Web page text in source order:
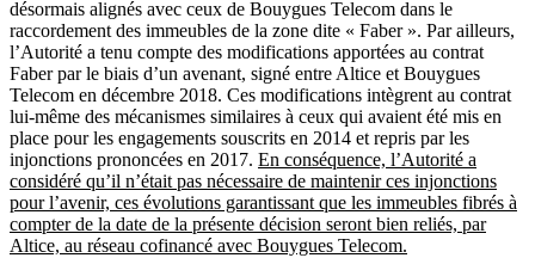
désormais alignés avec ceux de Bouygues Telecom dans le
raccordement des immeubles de la zone dite « Faber ». Par ailleurs,
l’Autorité a tenu compte des modifications apportées au contrat
Faber par le biais d’un avenant, signé entre Altice et Bouygues
Telecom en décembre 2018. Ces modifications intègrent au contrat
lui-même des mécanismes similaires à ceux qui avaient été mis en
place pour les engagements souscrits en 2014 et repris par les
injonctions prononcées en 2017. En conséquence, l’Autorité a
considéré qu’il n’était pas nécessaire de maintenir ces injonctions
pour l’avenir, ces évolutions garantissant que les immeubles fibrés à
compter de la date de la présente décision seront bien reliés, par
Altice, au réseau cofinancé avec Bouygues Telecom.